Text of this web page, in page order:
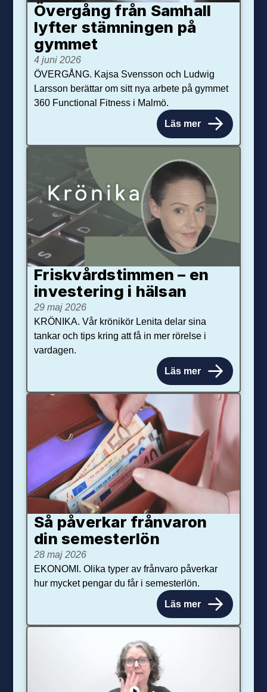
Övergång från Samhall
lyfter stämningen på
gymmet
4 juni 2026
ÖVERGÅNG. Kajsa Svensson och Ludwig
Larsson berättar om sitt nya arbete på gymmet
360 Functional Fitness i Malmö.
Läs mer
Friskvårdstimmen – en
investering i hälsan
29 maj 2026
KRÖNIKA. Vår krönikör Lenita delar sina
tankar och tips kring att få in mer rörelse i
vardagen.
Läs mer
Så påverkar från­varon
din semester­lön
28 maj 2026
EKONOMI. Olika typer av frånvaro påverkar
hur mycket pengar du får i semesterlön.
Läs mer